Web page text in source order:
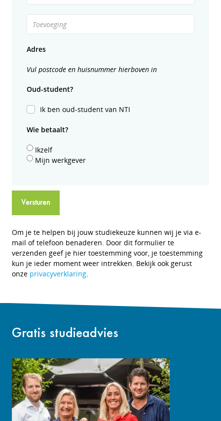
Toevoeging
Adres
Vul postcode en huisnummer hierboven in
Oud-student?
Ik ben oud-student van NTI
Wie betaalt?
Ikzelf
Mijn werkgever
Versturen
Om je te helpen bij jouw studiekeuze kunnen wij je via e-
mail of telefoon benaderen. Door dit formulier te
verzenden geef je hier toestemming voor, je toestemming
kun je ieder moment weer intrekken. Bekijk ook gerust
onze privacyverklaring.
Gratis studieadvies